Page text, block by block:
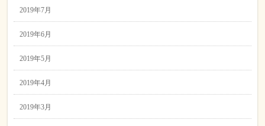
2019年7月
2019年6月
2019年5月
2019年4月
2019年3月